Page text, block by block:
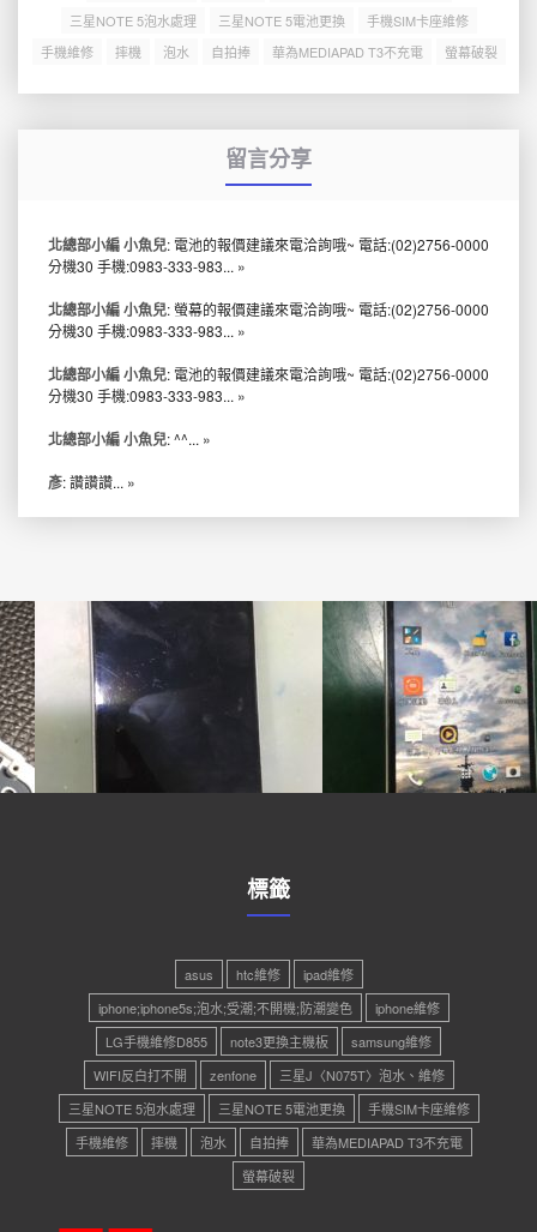
三星NOTE 5泡水處理
三星NOTE 5電池更換
手機SIM卡座維修
手機維修
摔機 泡水 自拍捧 華為MEDIAPAD T3不充電 螢幕破裂
留言分享
北總部小編 小魚兒: 電池的報價建議來電洽詢哦~ 電話:(02)2756-0000
分機30 手機:0983-333-983... »
北總部小編 小魚兒: 螢幕的報價建議來電洽詢哦~ 電話:(02)2756-0000
分機30 手機:0983-333-983... »
北總部小編 小魚兒: 電池的報價建議來電洽詢哦~ 電話:(02)2756-0000
分機30 手機:0983-333-983... »
北總部小編 小魚兒: ^^... »
彥: 讚讚讚... »
標籤
asus htc維修
ipad維修
iphone;iphone5s;泡水;受潮;不開機;防潮變色
iphone維修
LG手機維修D855
note3更換主機板
samsung維修
WIFI反白打不開
zenfone
三星J〈N075T〉泡水、維修
三星NOTE 5泡水處理
三星NOTE 5電池更換
手機SIM卡座維修
手機維修
摔機 泡水 自拍捧
華為MEDIAPAD T3不充電
螢幕破裂